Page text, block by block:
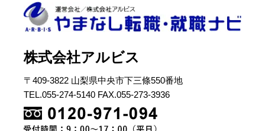
株式会社アルビス
〒409-3822 山梨県中央市下三條550番地
TEL.055-274-5140 FAX.055-273-3936